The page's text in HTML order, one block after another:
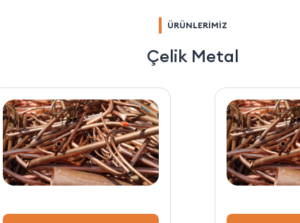
ÜRÜNLERİMİZ
Çelik Metal